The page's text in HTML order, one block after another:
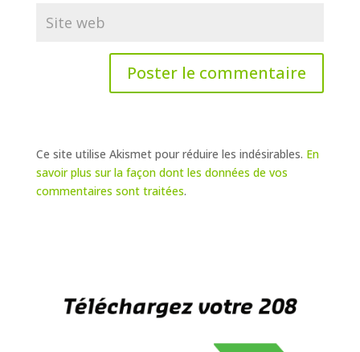
Ce site utilise Akismet pour réduire les indésirables. En
savoir plus sur la façon dont les données de vos
commentaires sont traitées.